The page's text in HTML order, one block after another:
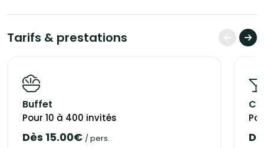
Des prestations sur mesure sont proposées pour répondre
parfaitement à vos attentes. Stéphane Laffite Traiteur et
son équipe sont à votre écoute pour concevoir un menu qui
experts de la gastronomie sauront sublimer votre
événement.
En plus des mariages, Stéphane Laffite Traiteur intervient
également pour vos grandes occasions, qu'elles soient
privées (baptêmes, anniversaires...) ou professionnelles
Tarifs & prestations
Buffet
Pour 10 à 400 invités
Dès 15.00€ / pers.